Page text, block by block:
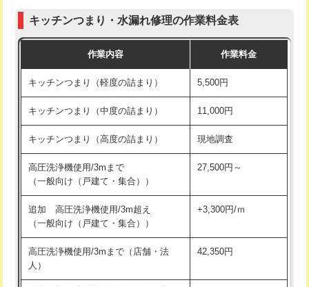
管・ポリ管・HT管使用/3ｍ超え)
排水管工事（土の掘削・埋め戻し作
11,000円~
排水管工事（排水管工事/3ｍまで） 55,000円
排水管工事（追加 排水管工事/3ｍ超
+11,000円
マス交換（深さ50㎝未満）
マス交換（深さ50㎝以上） 66,000円
コンクリート斫り（厚さ10㎝まで）
コンクリート斫り（厚さ10㎝超え）
式・ワンホール）)
交換・取付(排水栓・排水トラップ
22,000円+材料費
持込商品取付（単水栓）
持込商品取付（混合水栓） 16,500円
給水管工事※（ホール加工)
キッチンつまり・水漏れ修理の作業料金表
作業内容 作業料金
キッチンつまり（軽度の詰まり） 5,500円
キッチンつまり（中度の詰まり） 11,000円
キッチンつまり（高度の詰まり） 現地調査
高圧洗浄機使用/3mまで
（一般向け（戸建て・集合））
27,500円～
追加 高圧洗浄機使用/3m超え
（一般向け（戸建て・集合））
+3,300円/ｍ
高圧洗浄機使用/3mまで（店舗・法
人）
42,350円